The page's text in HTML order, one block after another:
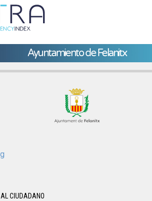
Ayuntamiento de Felanitx
CIUDADANO